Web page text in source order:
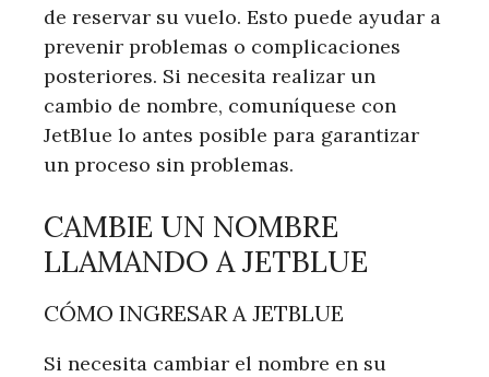
de reservar su vuelo. Esto puede ayudar a
prevenir problemas o complicaciones
posteriores. Si necesita realizar un
cambio de nombre, comuníquese con
JetBlue lo antes posible para garantizar
un proceso sin problemas.
CAMBIE UN NOMBRE
LLAMANDO A JETBLUE
CÓMO INGRESAR A JETBLUE
Si necesita cambiar el nombre en su